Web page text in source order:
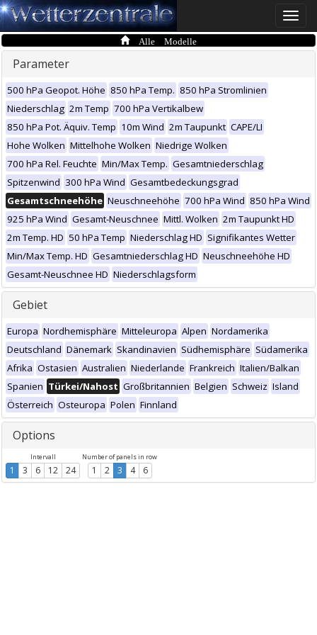
Toggle
Alle Modelle
Parameter
500 hPa Geopot. Höhe 850 hPa Temp. 850 hPa Stromlinien
Niederschlag 2m Temp 700 hPa Vertikalbew
850 hPa Pot. Äquiv. Temp 10m Wind 2m Taupunkt CAPE/LI
Hohe Wolken Mittelhohe Wolken Niedrige Wolken
700 hPa Rel. Feuchte Min/Max Temp. Gesamtniederschlag
Spitzenwind 300 hPa Wind Gesamtbedeckungsgrad
Gesamtschneehöhe Neuschneehöhe 700 hPa Wind 850 hPa Wind
925 hPa Wind Gesamt-Neuschnee Mittl. Wolken 2m Taupunkt HD
2m Temp. HD 50 hPa Temp Niederschlag HD Signifikantes Wetter
Min/Max Temp. HD Gesamtniederschlag HD Neuschneehöhe HD
Gesamt-Neuschnee HD Niederschlagsform
Gebiet
Europa Nordhemisphäre Mitteleuropa Alpen Nordamerika
Deutschland Dänemark Skandinavien Südhemisphäre Südamerika
Afrika Ostasien Australien Niederlande Frankreich Italien/Balkan
Spanien Türkei/Nahost Großbritannien Belgien Schweiz Island
Österreich Osteuropa Polen Finnland
Options
Intervall
1 3 6 12 24
Number of panels in row
1 2 3 4 6